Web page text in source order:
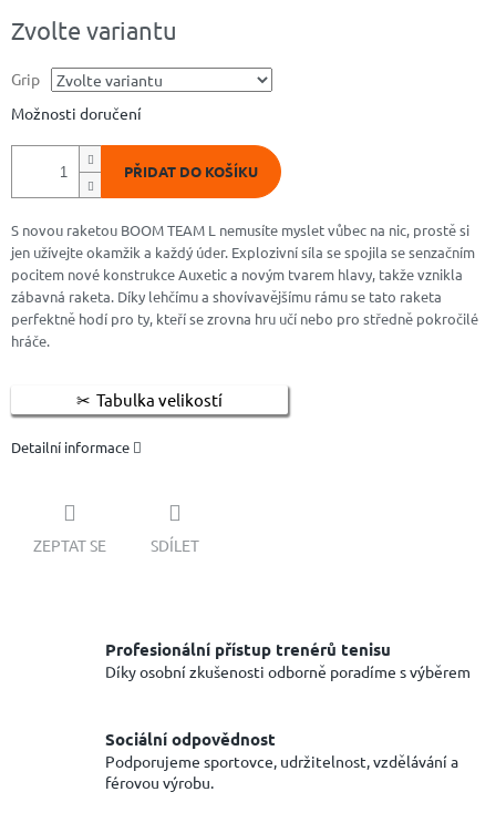
cena:
Zvolte variantu
Grip
Možnosti doručení
PŘIDAT DO KOŠÍKU
S novou raketou BOOM TEAM L nemusíte myslet vůbec na nic, prostě si
jen užívejte okamžik a každý úder. Explozivní síla se spojila se senzačním
pocitem nové konstrukce Auxetic a novým tvarem hlavy, takže vznikla
zábavná raketa. Díky lehčímu a shovívavějšímu rámu se tato raketa
perfektně hodí pro ty, kteří se zrovna hru učí nebo pro středně pokročilé
hráče.
Tabulka velikostí
Detailní informace
ZEPTAT SE SDÍLET
Profesionální přístup trenérů tenisu
Díky osobní zkušenosti odborně poradíme s výběrem
Sociální odpovědnost
Podporujeme sportovce, udržitelnost, vzdělávání a
férovou výrobu.